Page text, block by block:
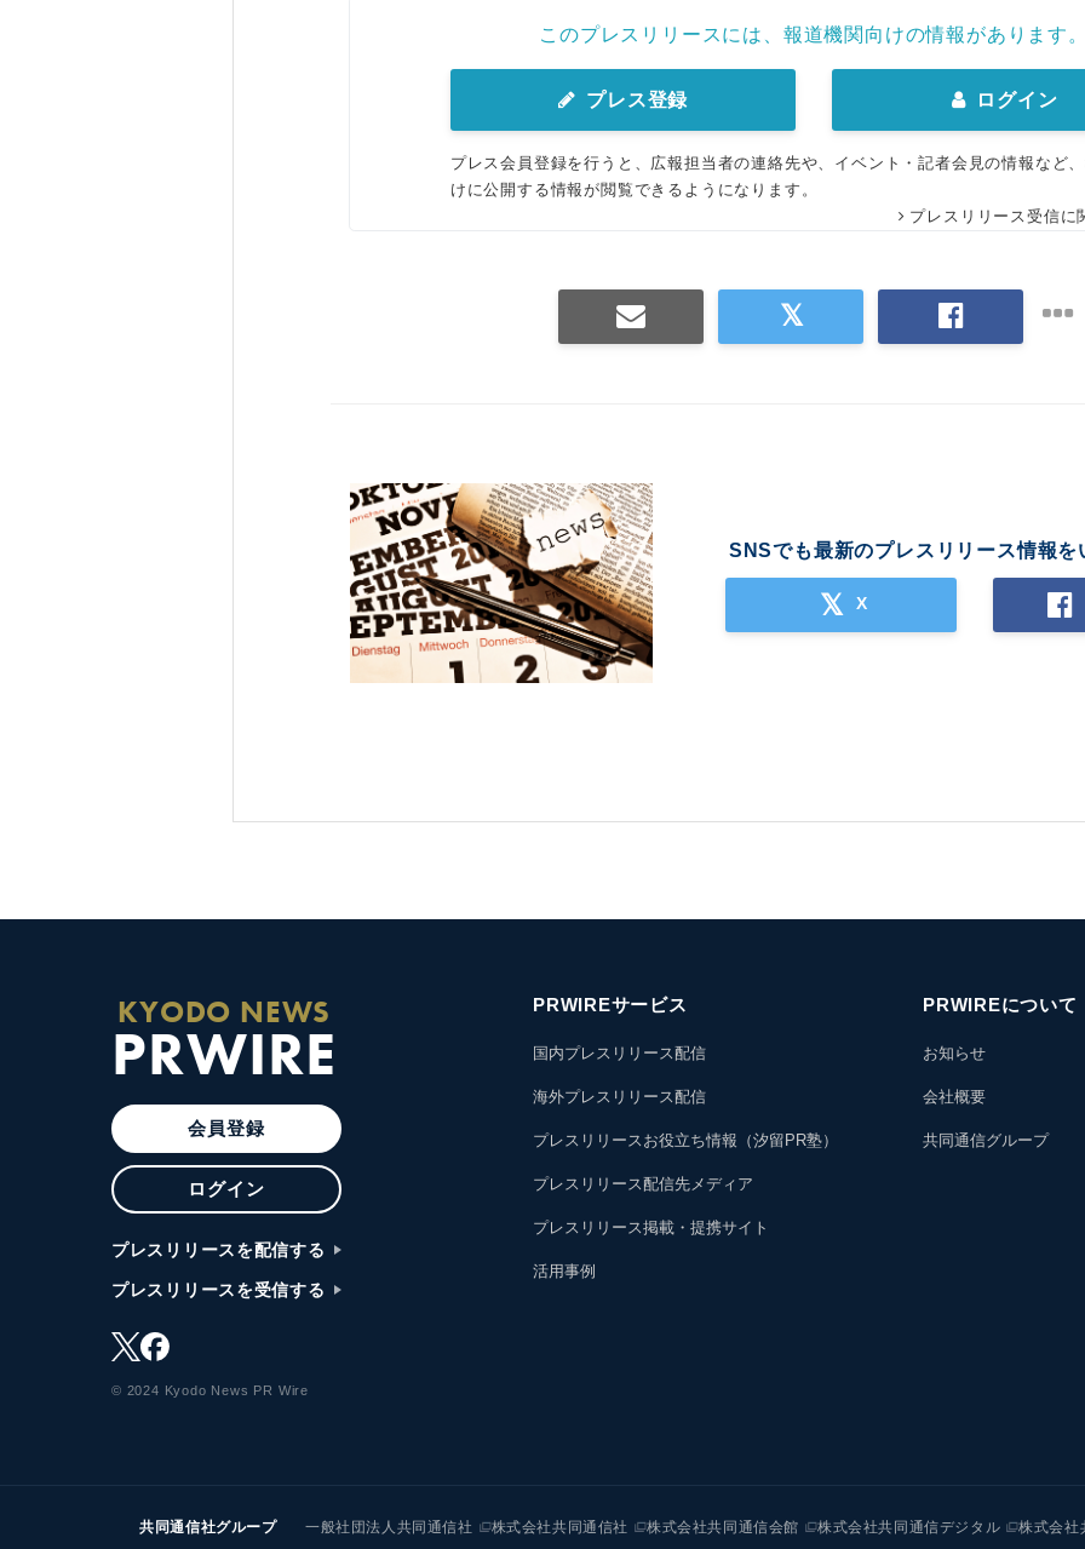
このプレスリリースには、報道機関向けの情報があります。
プレス登録 ログイン
プレス会員登録を行うと、広報担当者の連絡先や、イベント・記者会見の情報など
けに公開する情報が閲覧できるようになります。
プレスリリース受信に
SNSでも最新のプレスリリース情報を
X
KYODO NEWS
PRWIRE
会員登録
ログイン
プレスリリースを配信する
プレスリリースを受信する
© 2024 Kyodo News PR Wire
PRWIREサービス
国内プレスリリース配信
海外プレスリリース配信
プレスリリースお役立ち情報（汐留PR塾）
プレスリリース配信先メディア
プレスリリース掲載・提携サイト
活用事例
PRWIREについて
お知らせ
会社概要
共同通信グループ
共同通信社グループ 一般社団法人共同通信社 株式会社共同通信社 株式会社共同通信会館 株式会社共同通信デジタル 株式会社